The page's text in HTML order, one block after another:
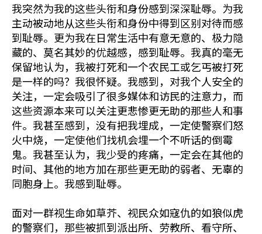
我突然为我的这些头衔和身份感到深深耻辱。为我
主动被动地从这些头衔和身份中得到区别对待而感
到耻辱。更为我在日常生活中有意无意的、极力隐
藏的、莫名其妙的优越感，感到耻辱。我真的毫无
保留地认为，我被打死和一个农民工或乞丐被打死
是一样的吗？我很怀疑。我感到，对我个人安全的
关注，一定会吸引了很多媒体和访民的注意力，而
这些资源本来可以关注更悲惨更无助的那些人和事
件。我甚至感到，没有把我埋成，一定使警察们怒
火中烧，一定使他们找机会埋一个不听话的倒霉
鬼。我甚至认为，我少受的疼痛，一定会在其他的
时间、其他的地方加在那些更无助的弱者、无辜的
同胞身上。我感到耻辱。
面对一群视生命如草芥、视民众如寇仇的如狼似虎
的警察们，那些被抓到派出所、劳教所、看守所、